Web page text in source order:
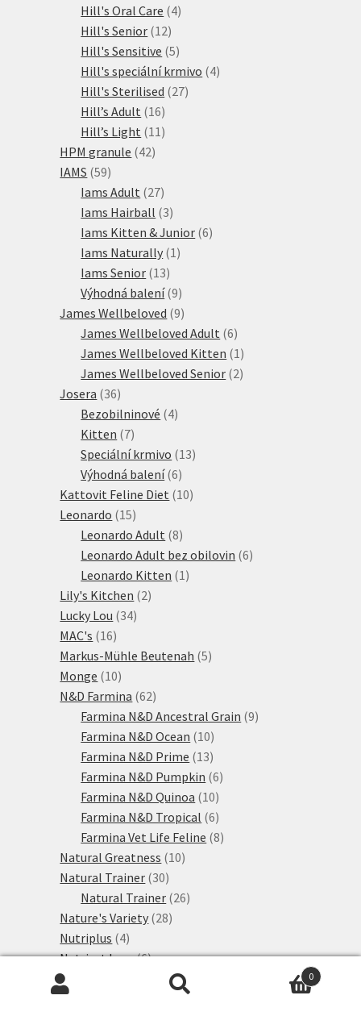
produkty
Hill's Oral Care 44
Hill's Senior 1212
produktů
Hill's Sensitive 55
produktů
Hill's speciální krmivo 44
Hill's Sterilised 2727
Hill’s Adult 1616
produktů
Hill’s Light 1111
HPM granule 4242
IAMS 5959
produktů
Iams Adult 2727
produktů
Iams Hairball 33
produkty
Iams Kitten & Junior 66
Iams Naturally 11
Iams Senior 1313
produktů
Výhodná balení 99
produktů
James Wellbeloved 99
produktů
James Wellbeloved Adult 66
produktů
James Wellbeloved Kitten 11
produkt
James Wellbeloved Senior 22
Josera 3636
produktů
Bezobilninové 44
Kitten 77
produktů
Speciální krmivo 1313
Výhodná balení 66
produktů
Kattovit Feline Diet 1010
Leonardo 1515
produktů
Leonardo Adult 88
produktů
Leonardo Adult bez obilovin 66
Leonardo Kitten 11
Lily's Kitchen 22
Lucky Lou 3434
MAC's 1616
produktů
Markus-Mühle Beutenah 55
Monge 1010
produktů
N&D Farmina 6262
produktů
Farmina N&D Ancestral Grain 99
Farmina N&D Ocean 1010
produktů
Farmina N&D Prime 1313
produktů
Farmina N&D Pumpkin 66
Farmina N&D Quinoa 1010
produktů
Farmina N&D Tropical 66
produktů
Farmina Vet Life Feline 88
Natural Greatness 1010
Natural Trainer 3030
produktů
Natural Trainer 2626
Nature's Variety 2828
Nutriplus 44
produkty
Nutrivet Inne 66
produktů
Pan Mięsko
produktů
Perfect Fit
0